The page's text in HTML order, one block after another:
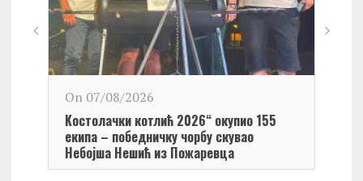
On 07/08/2026
Kостолачки котлић 2026“ окупио 155
екипа – победничку чорбу скувао
Небојша Нешић из Пожаревца